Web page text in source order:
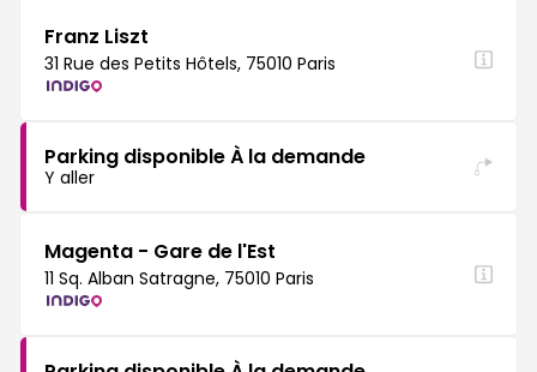
Franz Liszt
31 Rue des Petits Hôtels, 75010 Paris
Parking disponible À la demande
Y aller
Magenta - Gare de l'Est
11 Sq. Alban Satragne, 75010 Paris